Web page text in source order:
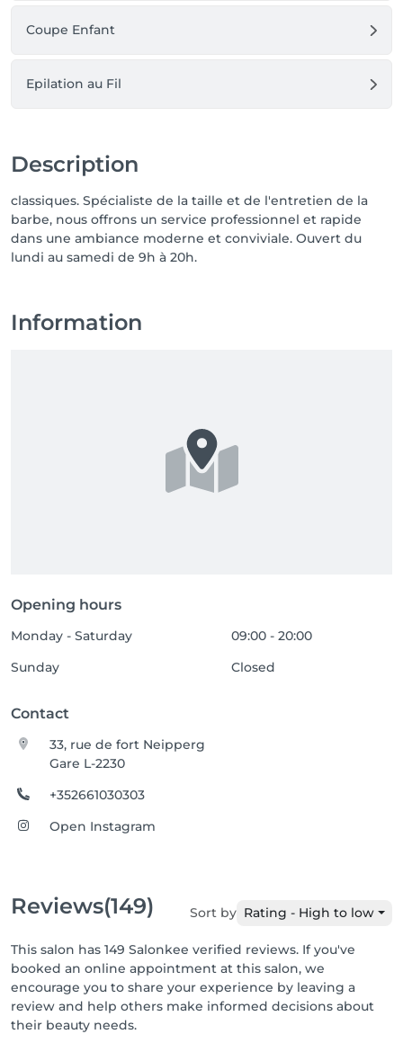
Coupe Enfant
Epilation au Fil
Description
classiques. Spécialiste de la taille et de l'entretien de la
barbe, nous offrons un service professionnel et rapide
dans une ambiance moderne et conviviale. Ouvert du
Information
Opening hours
Monday - Saturday
09:00 - 20:00
Sunday
Closed
Contact
33, rue de fort Neipperg
Gare L-2230
+352661030303
Open Instagram
Reviews(149) Sort by Rating - High to low
This salon has 149 Salonkee verified reviews. If you've
booked an online appointment at this salon, we
encourage you to share your experience by leaving a
review and help others make informed decisions about
their beauty needs.